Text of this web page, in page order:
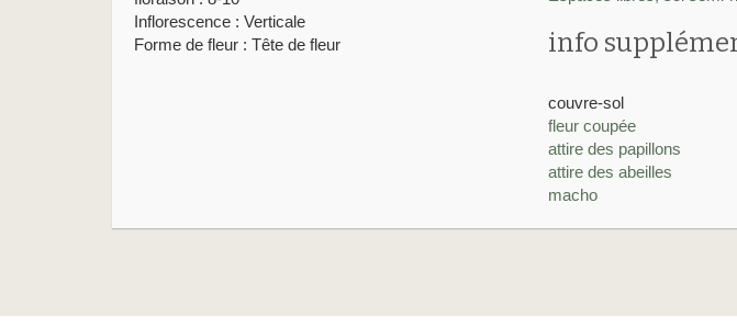
Inflorescence : Verticale
Forme de fleur : Tête de fleur
info
couvre-sol
fleur coupée
attire des papillons
attire des abeilles
macho